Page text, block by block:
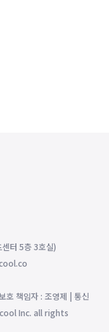
터 5층 3호실)
책임자 : 조영제 | 통신
Inc. all rights